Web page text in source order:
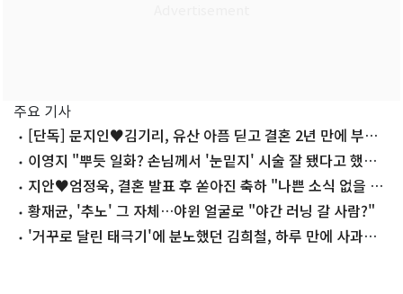
주요 기사
[단독] 문지인♥김기리, 유산 아픔 딛고 결혼 2년 만에 부모
됐다…7일 득남
이영지 "뿌듯 일화? 손님께서 '눈밑지' 시술 잘 됐다고 했을
때"지안♥엄정욱, 결혼 발표 후 쏟아진 축하 "나쁜 소식 없을 예
정"황재균, '추노' 그 자체…야윈 얼굴로 "야간 러닝 갈 사람?"
'거꾸로 달린 태극기'에 분노했던 김희철, 하루 만에 사과…